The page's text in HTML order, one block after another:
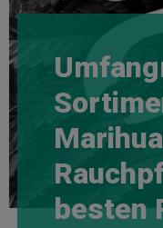
besten